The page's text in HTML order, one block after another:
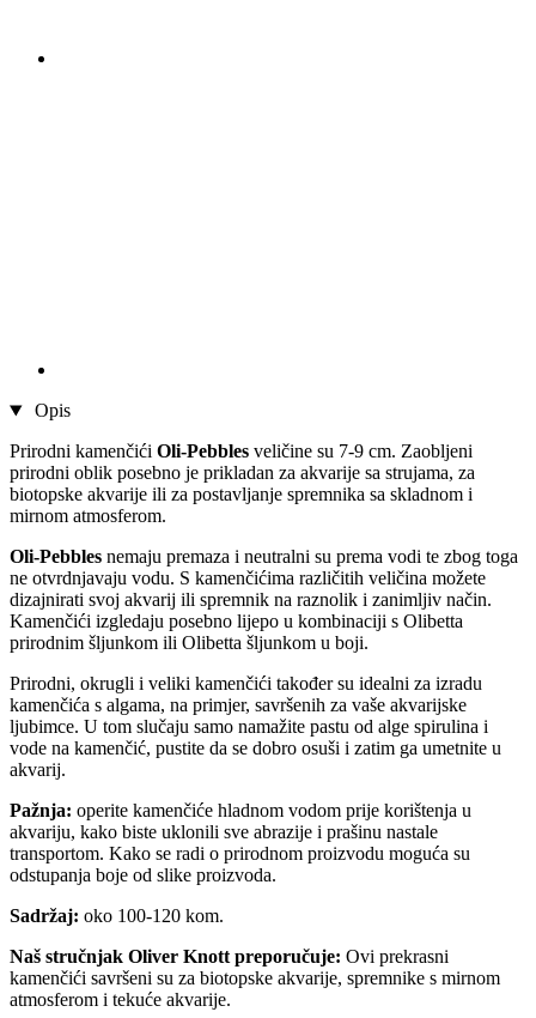
Opis
Prirodni kamenčići Oli-Pebbles veličine su 7-9 cm. Zaobljeni
prirodni oblik posebno je prikladan za akvarije sa strujama, za
biotopske akvarije ili za postavljanje spremnika sa skladnom i
mirnom atmosferom.
Oli-Pebbles nemaju premaza i neutralni su prema vodi te zbog toga
ne otvrdnjavaju vodu. S kamenčićima različitih veličina možete
dizajnirati svoj akvarij ili spremnik na raznolik i zanimljiv način.
Kamenčići izgledaju posebno lijepo u kombinaciji s Olibetta
prirodnim šljunkom ili Olibetta šljunkom u boji.
Prirodni, okrugli i veliki kamenčići također su idealni za izradu
kamenčića s algama, na primjer, savršenih za vaše akvarijske
ljubimce. U tom slučaju samo namažite pastu od alge spirulina i
vode na kamenčić, pustite da se dobro osuši i zatim ga umetnite u
akvarij.
Pažnja: operite kamenčiće hladnom vodom prije korištenja u
akvariju, kako biste uklonili sve abrazije i prašinu nastale
transportom. Kako se radi o prirodnom proizvodu moguća su
odstupanja boje od slike proizvoda.
Sadržaj: oko 100-120 kom.
Naš stručnjak Oliver Knott preporučuje: Ovi prekrasni
kamenčići savršeni su za biotopske akvarije, spremnike s mirnom
atmosferom i tekuće akvarije.